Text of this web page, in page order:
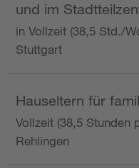
und im
in Vollzeit (38,5 Std./
Stuttgart
Hauseltern für
Vollzeit (38,5 Stunden
Rehlingen